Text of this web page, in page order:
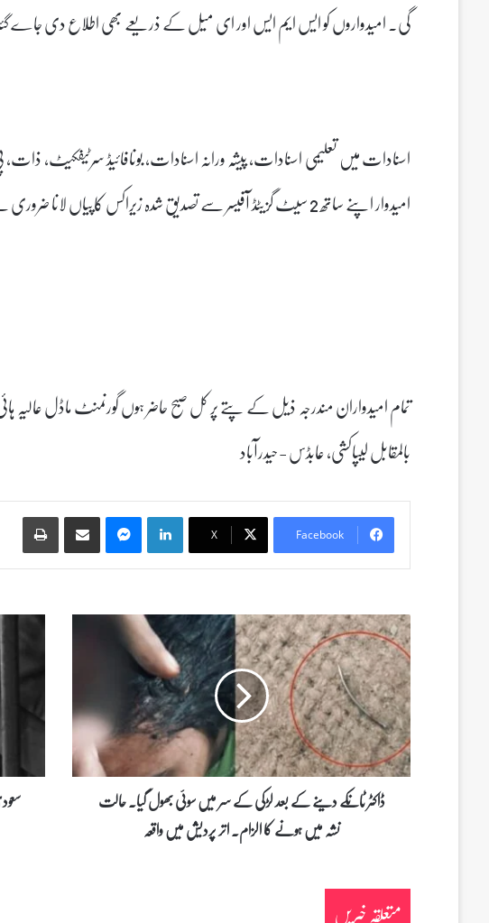
گی۔ امیدواروں کو ایس ایم ایس اور ای میل کے ذریعے بھی اطلاع دی
امیدوار اپنے ساتھ 2 سیٹ گزیٹڈ آفیسر سے تصدیق شدہ زیراکس کاپیاں لانا ضروری ہے۔
تمام امیدواران مندرجہ ذیل کے پتے پر کل صبح حاضر ہوں گورنمنٹ ماڈل عالیہ ہائی
بالمقابل لیپاکشی، عابڈس -حیدرآباد
Facebook
X
LinkedIn
Messenger
Share via Email
Print
ڈ
ا
ک
ٹ
ر
ٹ
ا
ن
ک
ک
ے
ڈاکٹر ٹانکے دینے کے بعد لڑکی کے سر میں سوئی بھول گیا۔ حالت
نشہ میں ہونے کا الزام۔ اتر پردیش میں واقعہ
س
و
ع
م
متعلقہ خبریں